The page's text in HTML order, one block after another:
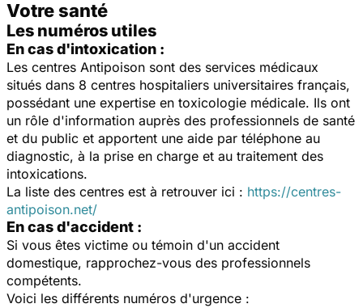
Votre santé
Les numéros utiles
En cas d'intoxication :
Les centres Antipoison sont des services médicaux
situés dans 8 centres hospitaliers universitaires français,
possédant une expertise en toxicologie médicale. Ils ont
un rôle d'information auprès des professionnels de santé
et du public et apportent une aide par téléphone au
diagnostic, à la prise en charge et au traitement des
intoxications.
La liste des centres est à retrouver ici : https://centres-
antipoison.net/
En cas d'accident :
Si vous êtes victime ou témoin d'un accident
domestique, rapprochez-vous des professionnels
compétents.
Voici les différents numéros d'urgence :